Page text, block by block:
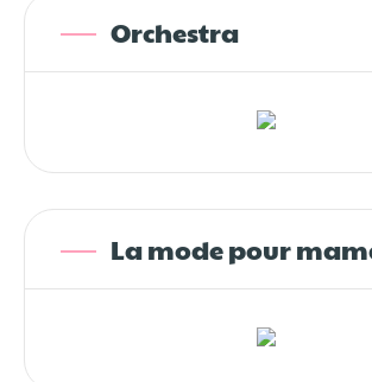
Orchestra
La mode pour